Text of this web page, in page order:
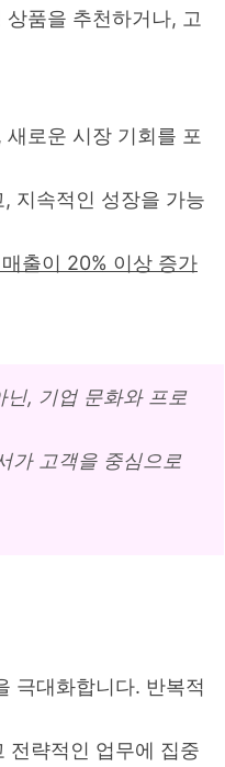
품을 추천하거나, 고
로운 시장 기회를 포
지속적인 성장을 가능
출이 20% 이상 증가
닌, 기업 문화와 프로
가 고객을 중심으로
극대화합니다. 반복적
전략적인 업무에 집중